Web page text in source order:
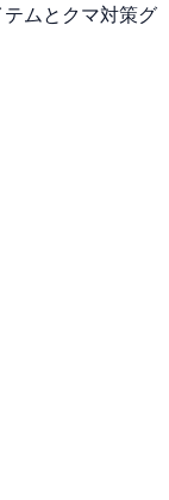
ムとクマ対策グ